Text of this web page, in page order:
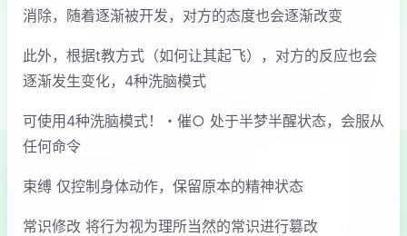
消除，随着逐渐被开发，对方的态度也会逐渐改变
此外，根据t教方式（如何让其起飞），对方的反应也会
逐渐发生变化，4种洗脑模式
可使用4种洗脑模式！・催○ 处于半梦半醒状态，会服从
任何命令
束缚 仅控制身体动作，保留原本的精神状态
常识修改 将行为视为理所当然的常识进行篡改